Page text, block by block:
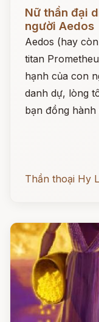
Nữ thần đại
người Aedos
Aedos (hay
titan
hạnh của con
danh dự, lòng
bạn đồng hành
Thần thoại Hy